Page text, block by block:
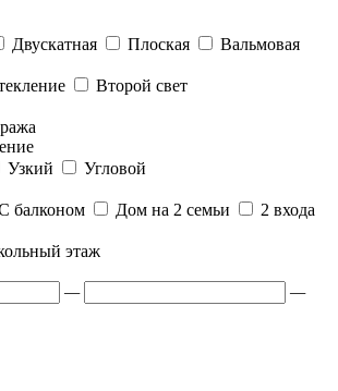
Двускатная Плоская
Вальмовая
Второй свет
Узкий
Угловой
балконом Дом на 2 семьи
2 входа
этаж
—
—